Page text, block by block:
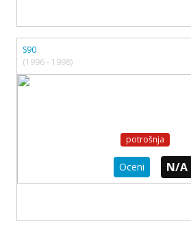
S90
(1996 - 1998)
potrošnja
Oceni N/A